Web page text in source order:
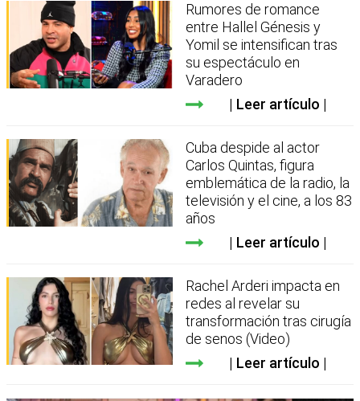
Rumores de romance
entre Hallel Génesis y
Yomil se intensifican tras
su espectáculo en
Varadero
Leer artículo
Cuba despide al actor
Carlos Quintas, figura
emblemática de la radio, la
televisión y el cine, a los 83
años
Leer artículo
Rachel Arderi impacta en
redes al revelar su
transformación tras cirugía
de senos (Video)
Leer artículo